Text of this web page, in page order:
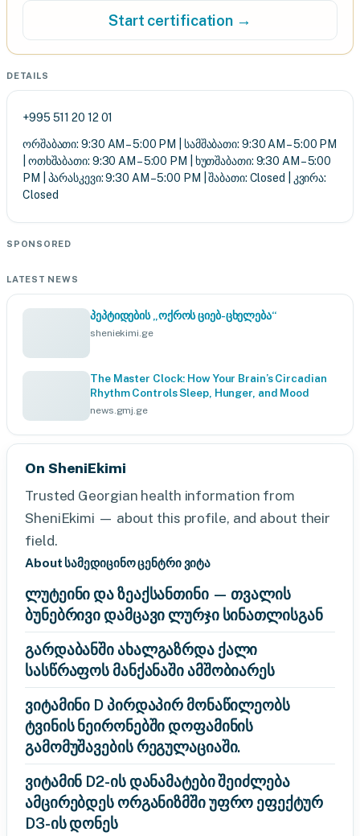
Start certification →
DETAILS
+995 511 20 12 01
ორშაბათი: 9:30 AM – 5:00 PM | სამშაბათი: 9:30 AM – 5:00 PM
| ოთხშაბათი: 9:30 AM – 5:00 PM | ხუთშაბათი: 9:30 AM – 5:00
PM | პარასკევი: 9:30 AM – 5:00 PM | შაბათი: Closed | კვირა:
Closed
SPONSORED
LATEST NEWS
პეპტიდების „ოქროს ციებ-ცხელება“
sheniekimi.ge
The Master Clock: How Your Brain’s Circadian
Rhythm Controls Sleep, Hunger, and Mood
news.gmj.ge
On SheniEkimi
Trusted Georgian health information from
SheniEkimi — about this profile, and about their
field.
About სამედიცინო ცენტრი ვიტა
ლუტეინი და ზეაქსანთინი — თვალის
ბუნებრივი დამცავი ლურჯი სინათლისგან
გარდაბანში ახალგაზრდა ქალი
სასწრაფოს მანქანაში ამშობიარეს
ვიტამინი D პირდაპირ მონაწილეობს
ტვინის ნეირონებში დოფამინის
გამომუშავების რეგულაციაში.
ვიტამინ D2-ის დანამატები შეიძლება
ამცირებდეს ორგანიზმში უფრო ეფექტურ
D3-ის დონეს